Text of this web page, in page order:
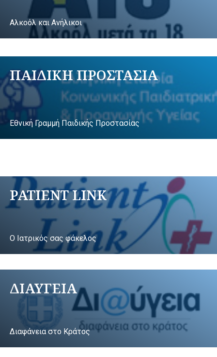
Αλκοόλ και Ανήλικοι
ΠΑΙΔΙΚΗ ΠΡΟΣΤΑΣΙΑ
Εθνική Γραμμή Παιδικής Προστασίας
PATIENT LINK
Ο Ιατρικός σας φάκελος
ΔΙΑΥΓΕΙΑ
Διαφάνεια στο Κράτος